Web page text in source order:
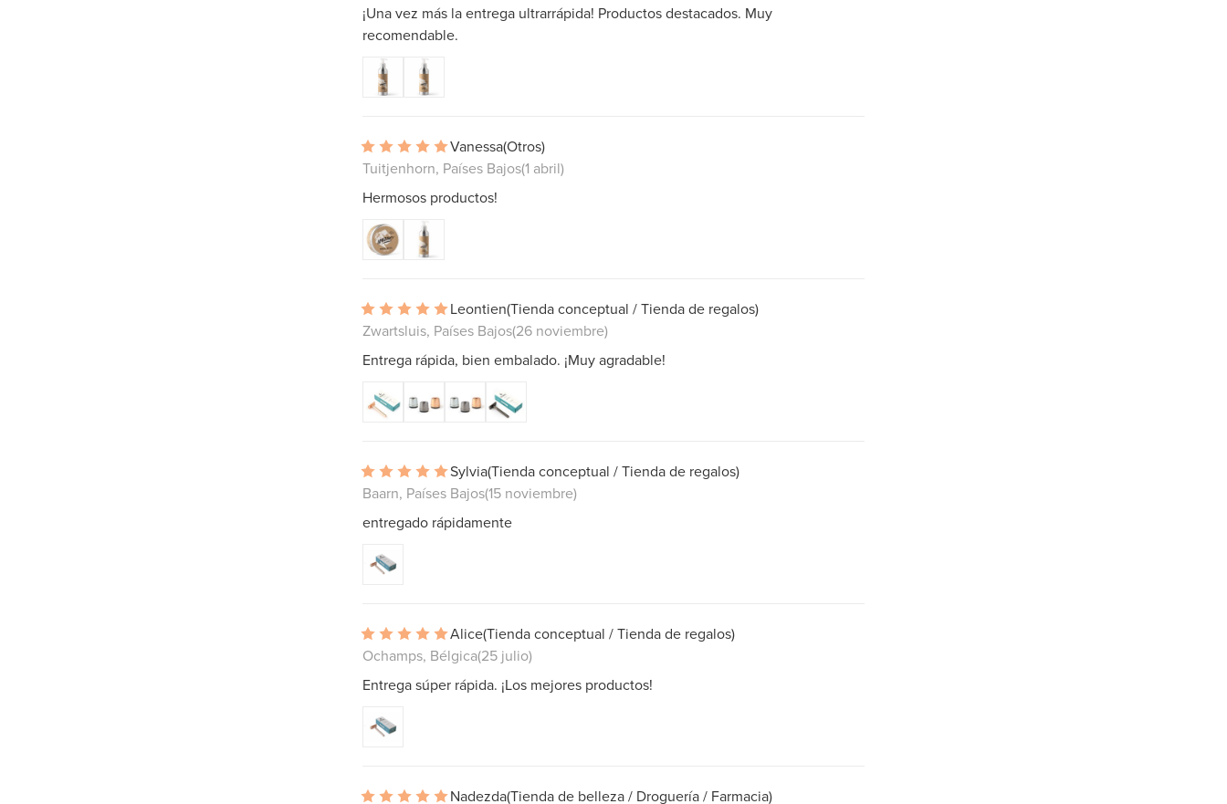
¡Una vez más la entrega ultrarrápida! Productos destacados. Muy
recomendable.
Vanessa(Otros)
Tuitjenhorn, Países Bajos(1 abril)
Hermosos productos!
Leontien(Tienda conceptual / Tienda de regalos)
Zwartsluis, Países Bajos(26 noviembre)
Entrega rápida, bien embalado. ¡Muy agradable!
Sylvia(Tienda conceptual / Tienda de regalos)
Baarn, Países Bajos(15 noviembre)
entregado rápidamente
Alice(Tienda conceptual / Tienda de regalos)
Ochamps, Bélgica(25 julio)
Entrega súper rápida. ¡Los mejores productos!
Nadezda(Tienda de belleza / Droguería / Farmacia)